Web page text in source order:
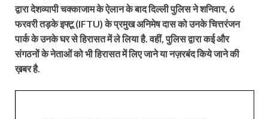
द्वारा देशव्यापी चक्काजाम के ऐलान के बाद दिल्ली पुलिस ने शनिवार, 6
फरवरी तड़के इफ्टू (IFTU) के प्रमुख अनिमेष दास को उनके चित्तरंजन
पार्क के उनके घर से हिरासत में ले लिया है. वहीं, पुलिस द्वारा कई और
संगठनों के नेताओं को भी हिरासत में लिए जाने या नज़रबंद किये जाने की
ख़बर है.